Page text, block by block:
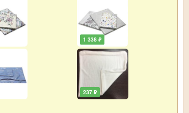
1 338 ₽
237 ₽